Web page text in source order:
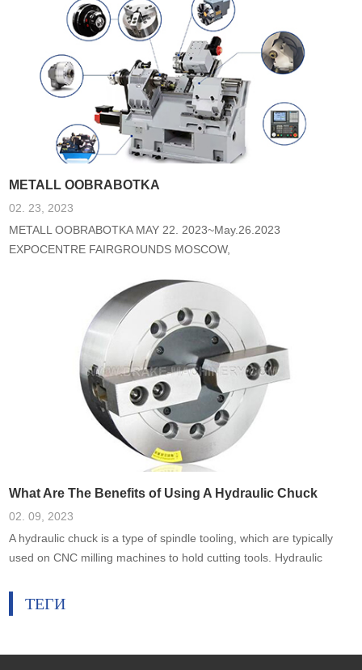
METALL OOBRABOTKA
02. 23, 2023
METALL OOBRABOTKA MAY 22. 2023~May.26.2023
EXPOCENTRE FAIRGROUNDS MOSCOW,
What Are The Benefits of Using A Hydraulic Chuck
02. 09, 2023
A hydraulic chuck is a type of spindle tooling, which are typically
used on CNC milling machines to hold cutting tools. Hydraulic
accuracy and rigidity is needed.
ТЕГИ